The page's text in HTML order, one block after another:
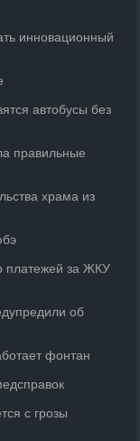
инновационный
автобусы без
правильные
храма из
платежей за ЖКУ
об
фонтан
с грозы